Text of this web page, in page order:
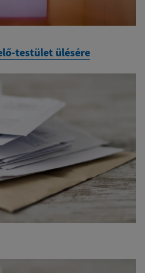
testület ülésére